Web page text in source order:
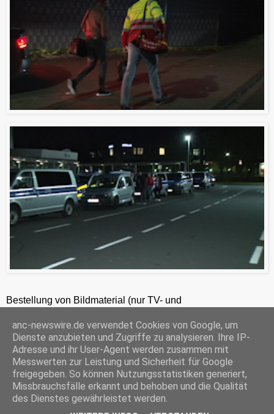
Bestellung von Bildmaterial (nur TV- und
ANC-NEWS-TELEVISION GmbH, Kruppstraße 82 – 100, 45145 Essen, HRB 12411, Amtsgericht Essen, Geschäftsführer: C. Anhuth
C
o
p
y
L
i
E
m
a
i
l
W
h
a
t
s
A
P
r
i
n
F
S
h
a
r
e
‹ Startseite
anc-newswire.de verwendet Cookies von Google, um
Dienste anzubieten und Zugriffe zu analysieren. Ihre IP-
Adresse und ihr User-Agent werden zusammen mit
Messwerten zur Leistung und Sicherheit für Google
freigegeben. So können Nutzungsstatistiken generiert,
Missbrauchsfälle erkannt und behoben und die Qualität
des Dienstes gewährleistet werden.